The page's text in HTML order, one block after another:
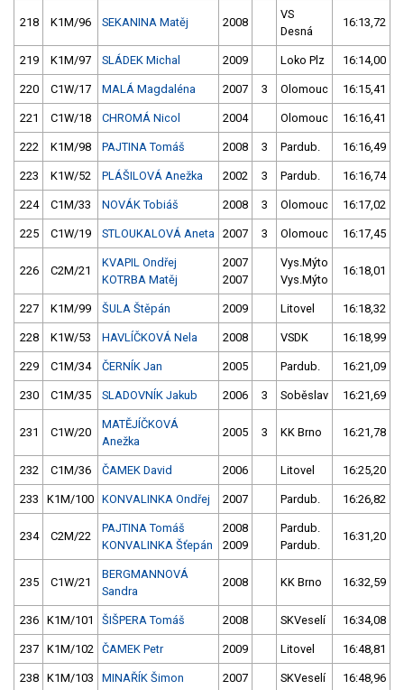
218 K1M/96 SEKANINA Matěj 2008
VS
Desná
16:13,72
219 K1M/97 SLÁDEK Michal 2009 Loko Plz 16:14,00
220 C1W/17 MALÁ Magdaléna 2007 3 Olomouc 16:15,41
221 C1W/18 CHROMÁ Nicol 2004 Olomouc 16:16,41
222 K1M/98 PAJTINA Tomáš 2008 3 Pardub. 16:16,49
223 K1W/52 PLÁŠILOVÁ Anežka 2002 3 Pardub. 16:16,74
224 C1M/33 NOVÁK Tobiáš 2008 3 Olomouc 16:17,02
225 C1W/19 STLOUKALOVÁ Aneta 2007 3 Olomouc 16:17,45
226 C2M/21
KVAPIL Ondřej
KOTRBA Matěj
2007
2007
Vys.Mýto
Vys.Mýto
16:18,01
227 K1M/99 ŠULA Štěpán 2009 Litovel 16:18,32
228 K1W/53 HAVLÍČKOVÁ Nela 2008 VSDK 16:18,99
229 C1M/34 ČERNÍK Jan 2005 Pardub. 16:21,09
230 C1M/35 SLADOVNÍK Jakub 2006 3 Soběslav 16:21,69
231 C1W/20
MATĚJÍČKOVÁ
Anežka
2005 3 KK Brno 16:21,78
232 C1M/36 ČAMEK David 2006 Litovel 16:25,20
233 K1M/100 KONVALINKA Ondřej 2007 Pardub. 16:26,82
234 C2M/22
PAJTINA Tomáš
KONVALINKA Šťepán
2008
2009
Pardub.
Pardub.
16:31,20
235 C1W/21
BERGMANNOVÁ
Sandra
2008 KK Brno 16:32,59
236 K1M/101 ŠIŠPERA Tomáš 2008 SKVeselí 16:34,08
237 K1M/102 ČAMEK Petr 2009 Litovel 16:48,81
238 K1M/103 MINAŘÍK Šimon 2007 SKVeselí 16:48,96